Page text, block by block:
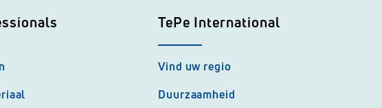
TePe International
Vind uw regio
Duurzaamheid